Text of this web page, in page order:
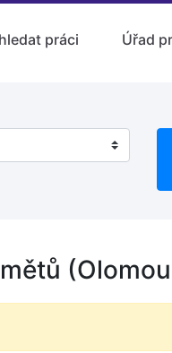
práci Úřad